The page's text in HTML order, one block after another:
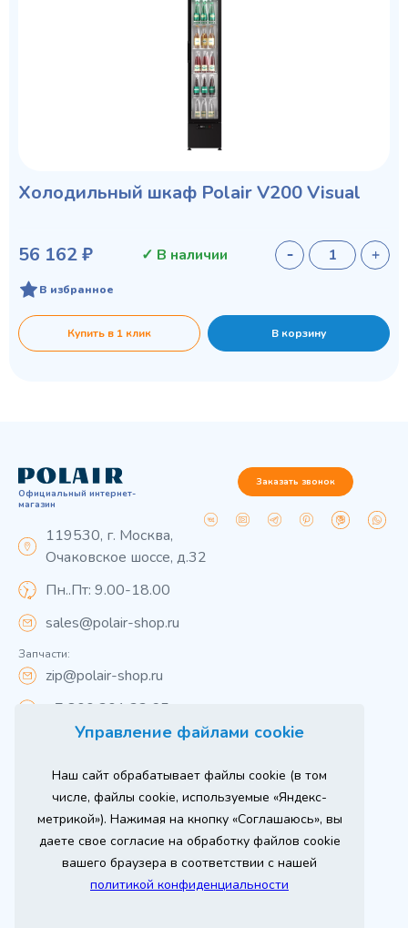
Управление файлами cookie
Наш сайт обрабатывает файлы cookie (в том
числе, файлы cookie, используемые «Яндекс-
метрикой»). Нажимая на кнопку «Соглашаюсь», вы
даете свое согласие на обработку файлов cookie
вашего браузера в соответствии с нашей
политикой конфиденциальности
Холодильный шкаф Polair V200 Visual
56 162 ₽ ✓ В наличии
В избранное
Купить в 1 клик В корзину
Официальный интернет-
магазин
119530, г. Москва,
Очаковское шоссе, д.32
Пн..Пт: 9.00-18.00
sales@polair-shop.ru
Запчасти:
zip@polair-shop.ru
+7 800 301 33 65
Заказать звонок
Вся информация на сайте о товарах носит
справочный характер и не является публичной
офертой в соответствии с пунктом 2 статьи 437 ГК РФ.
Для получения подробной информации о наличии и
стоимости указанных товаров и (или) услуг,
пожалуйста, обращайтесь к менеджеру сайта по
телефону
При использовании материалов сайта ссылка